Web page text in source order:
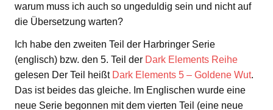
warum muss ich auch so ungeduldig sein und nicht auf
die Übersetzung warten?
Ich habe den zweiten Teil der Harbringer Serie
(englisch) bzw. den 5. Teil der Dark Elements Reihe
gelesen Der Teil heißt Dark Elements 5 – Goldene Wut.
Das ist beides das gleiche. Im Englischen wurde eine
neue Serie begonnen mit dem vierten Teil (eine neue